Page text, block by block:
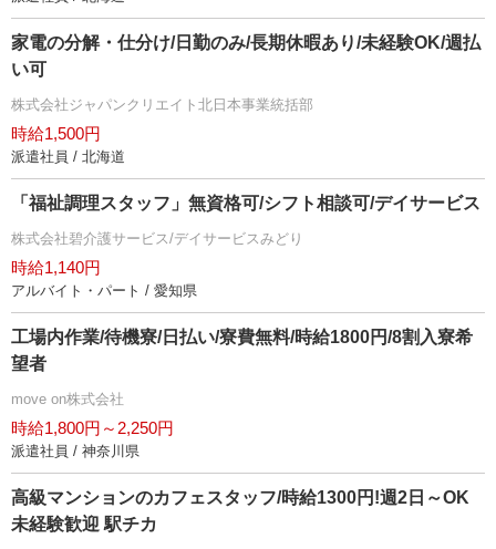
家電の分解・仕分け/日勤のみ/長期休暇あり/未経験OK/週払
い可
株式会社ジャパンクリエイト北日本事業統括部
時給1,500円
派遣社員 / 北海道
「福祉調理スタッフ」無資格可/シフト相談可/デイサービス
株式会社碧介護サービス/デイサービスみどり
時給1,140円
アルバイト・パート / 愛知県
工場内作業/待機寮/日払い/寮費無料/時給1800円/8割入寮希
望者
move on株式会社
時給1,800円～2,250円
派遣社員 / 神奈川県
高級マンションのカフェスタッフ/時給1300円!週2日～OK
未経験歓迎 駅チカ